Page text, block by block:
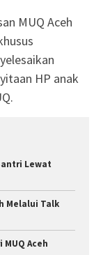
MUQ Aceh
HP anak
Lewat
Melalui Talk
Aceh